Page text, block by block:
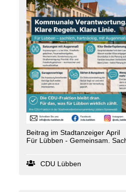
Beitrag im Stadtanzeiger April
Für Lübben - Gemeinsam.
CDU Lübben